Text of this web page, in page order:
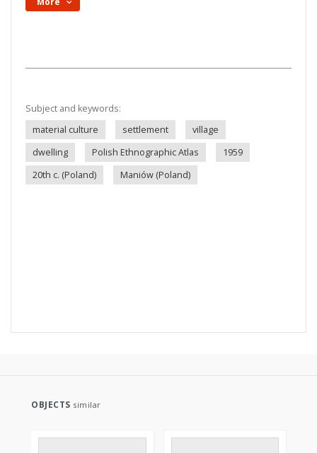
Subject and keywords:
material culture
settlement
village
dwelling
Polish Ethnographic Atlas
1959
20th c. (Poland)
Maniów (Poland)
OBJECTS similar